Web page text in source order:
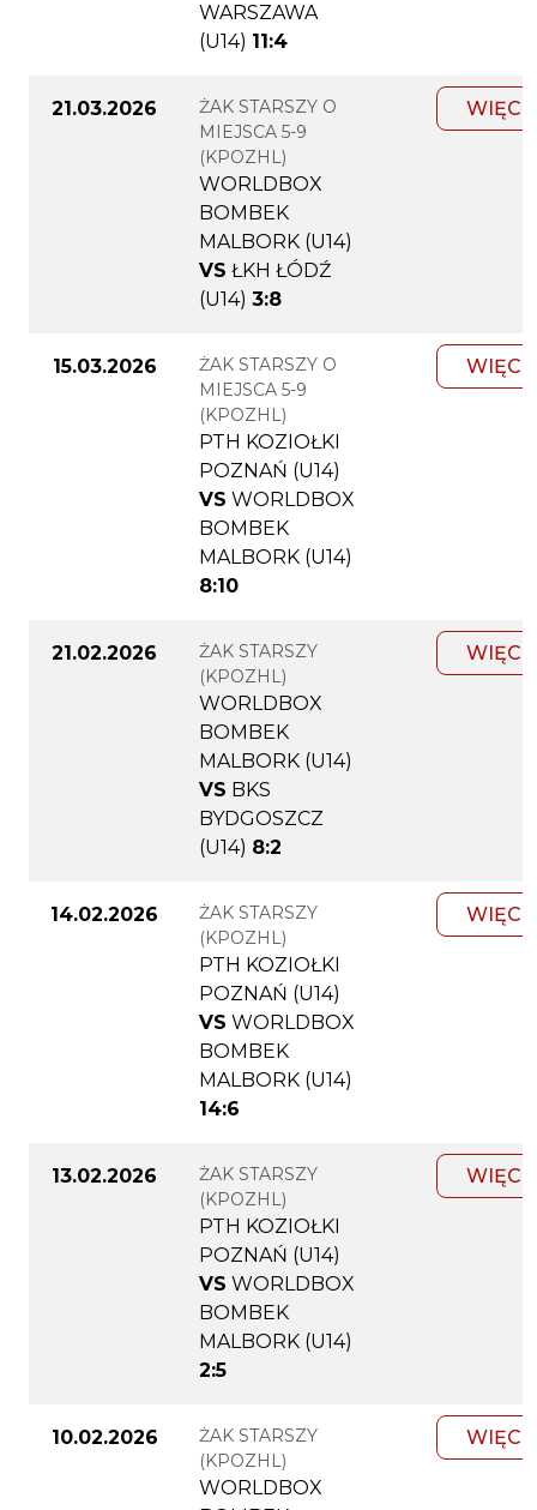
WARSZAWA
(U14) 11:4
21.03.2026
ŻAK STARSZY O
MIEJSCA 5-9
(KPOZHL)
WORLDBOX
BOMBEK
MALBORK (U14)
VS ŁKH ŁÓDŹ
(U14) 3:8
15.03.2026
ŻAK STARSZY O
MIEJSCA 5-9
(KPOZHL)
PTH KOZIOŁKI
POZNAŃ (U14)
VS WORLDBOX
BOMBEK
MALBORK (U14)
8:10
21.02.2026
ŻAK STARSZY
(KPOZHL)
WORLDBOX
BOMBEK
MALBORK (U14)
VS BKS
BYDGOSZCZ
(U14) 8:2
14.02.2026
ŻAK STARSZY
(KPOZHL)
PTH KOZIOŁKI
POZNAŃ (U14)
VS WORLDBOX
BOMBEK
MALBORK (U14)
14:6
13.02.2026
ŻAK STARSZY
(KPOZHL)
PTH KOZIOŁKI
POZNAŃ (U14)
VS WORLDBOX
BOMBEK
MALBORK (U14)
2:5
10.02.2026
ŻAK STARSZY
(KPOZHL)
WORLDBOX